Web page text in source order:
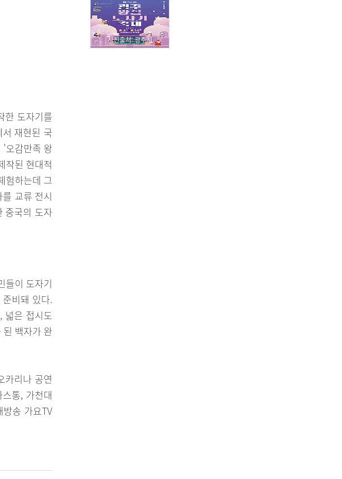
한 도자기를
재현된 국
'오감만족 왕
작된 현대적
험하는데 그
교류 전시
중국의 도자
들이 도자기
비돼 있다.
넓은 접시도
백자가 완
카리나 공연
통, 가천대
송 가요TV
사진출처: 광주시